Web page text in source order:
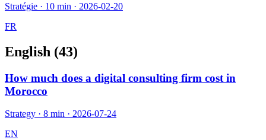
Stratégie · 10 min · 2026-02-20
FR
English (43)
How much does a digital consulting firm cost in
Morocco
Strategy · 8 min · 2026-07-24
EN